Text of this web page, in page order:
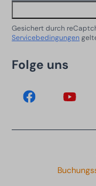
Gesichert durch
Servicebedingungen
Folge uns